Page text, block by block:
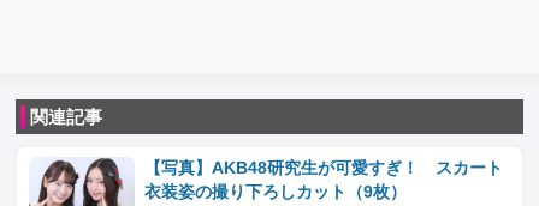
関連記事
【写真】AKB48研究生が可愛すぎ！ スカート
衣装姿の撮り下ろしカット（9枚）